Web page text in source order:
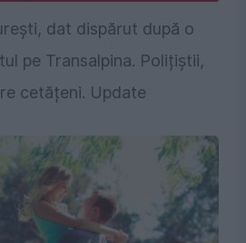
dat dispărut după o
pe Transalpina. Polițiștii,
cetățeni. Update